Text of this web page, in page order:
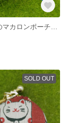
SOLD OUT